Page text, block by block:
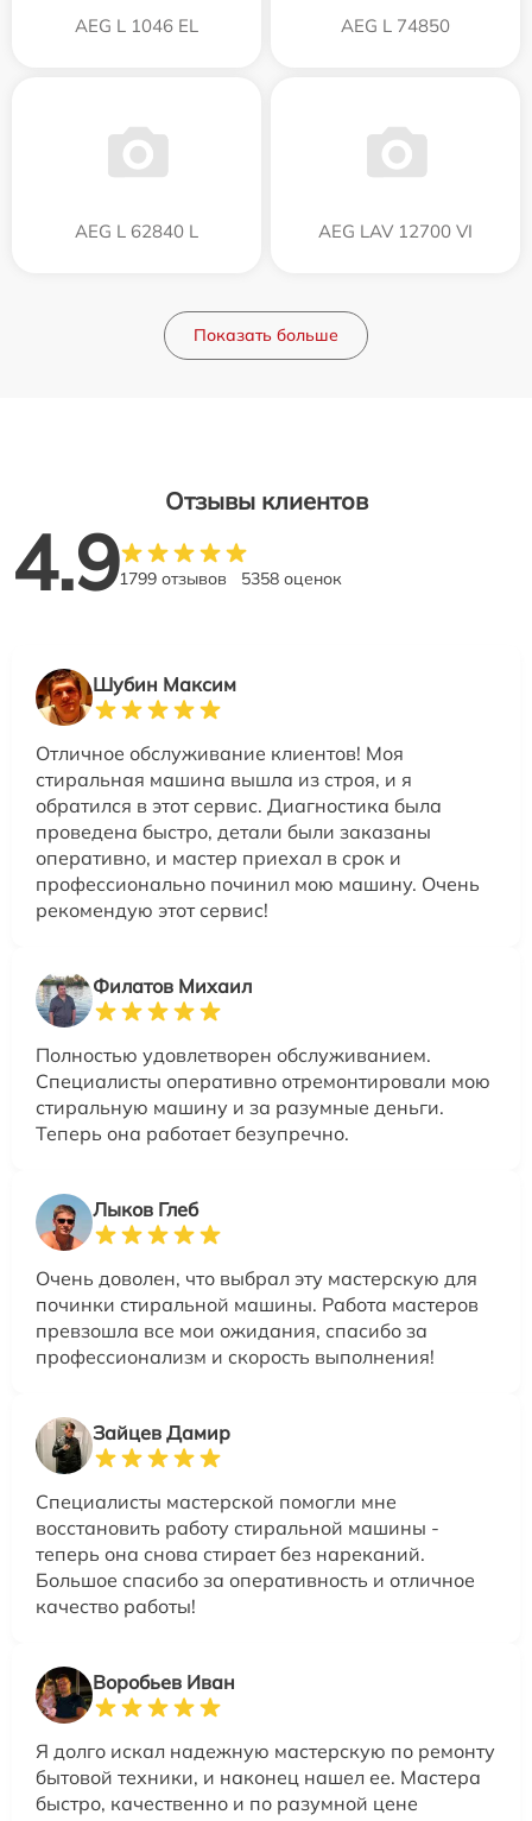
AEG L 1046 EL AEG L 74850
AEG L 62840 L AEG LAV 12700 VI
Показать больше
Отзывы клиентов
4.91799 отзывов 5358 оценок
Шубин Максим
Отличное обслуживание клиентов! Моя
стиральная машина вышла из строя, и я
обратился в этот сервис. Диагностика была
проведена быстро, детали были заказаны
оперативно, и мастер приехал в срок и
профессионально починил мою машину. Очень
рекомендую этот сервис!
Филатов Михаил
Полностью удовлетворен обслуживанием.
Специалисты оперативно отремонтировали мою
стиральную машину и за разумные деньги.
Теперь она работает безупречно.
Лыков Глеб
Очень доволен, что выбрал эту мастерскую для
починки стиральной машины. Работа мастеров
превзошла все мои ожидания, спасибо за
профессионализм и скорость выполнения!
Зайцев Дамир
Специалисты мастерской помогли мне
восстановить работу стиральной машины -
теперь она снова стирает без нареканий.
Большое спасибо за оперативность и отличное
качество работы!
Воробьев Иван
Я долго искал надежную мастерскую по ремонту
бытовой техники, и наконец нашел ее. Мастера
быстро, качественно и по разумной цене